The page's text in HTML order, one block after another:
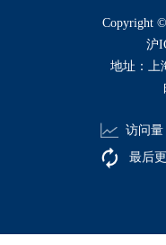
​Copyright
沪
地址：上
访问量
最后